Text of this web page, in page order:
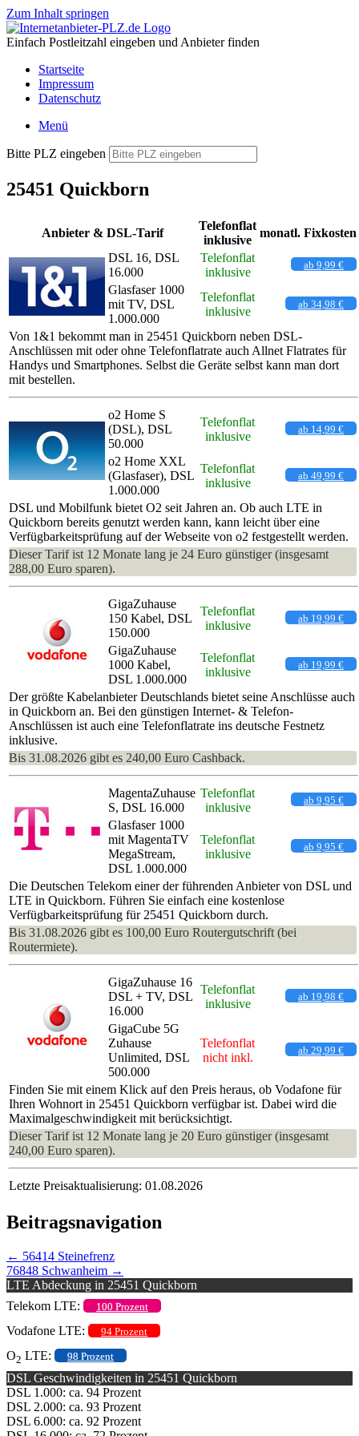
Zum Inhalt springen
Einfach Postleitzahl eingeben und Anbieter finden
Startseite
Impressum
Datenschutz
Menü
Bitte PLZ eingeben
25451 Quickborn
Anbieter & DSL-Tarif
Telefonflat
inklusive
monatl. Fixkosten
DSL 16, DSL
16.000
Telefonflat
inklusive
ab 9,99 €
Glasfaser 1000
mit TV, DSL
1.000.000
Telefonflat
inklusive
ab 34,98 €
Von 1&1 bekommt man in 25451 Quickborn neben DSL-
Anschlüssen mit oder ohne Telefonflatrate auch Allnet Flatrates für
Handys und Smartphones. Selbst die Geräte selbst kann man dort
mit bestellen.
o2 Home S
(DSL), DSL
50.000
Telefonflat
inklusive
ab 14,99 €
o2 Home XXL
(Glasfaser), DSL
1.000.000
Telefonflat
inklusive
ab 49,99 €
DSL und Mobilfunk bietet O2 seit Jahren an. Ob auch LTE in
Quickborn bereits genutzt werden kann, kann leicht über eine
Verfügbarkeitsprüfung auf der Webseite von o2 festgestellt werden.
Dieser Tarif ist 12 Monate lang je 24 Euro günstiger (insgesamt
288,00 Euro sparen).
GigaZuhause
150 Kabel, DSL
150.000
Telefonflat
inklusive
ab 19,99 €
GigaZuhause
1000 Kabel,
DSL 1.000.000
Telefonflat
inklusive
ab 19,99 €
Der größte Kabelanbieter Deutschlands bietet seine Anschlüsse auch
in Quickborn an. Bei den günstigen Internet- & Telefon-
Anschlüssen ist auch eine Telefonflatrate ins deutsche Festnetz
inklusive.
Bis 31.08.2026 gibt es 240,00 Euro Cashback.
MagentaZuhause
S, DSL 16.000
Telefonflat
inklusive
ab 9,95 €
Glasfaser 1000
mit MagentaTV
MegaStream,
DSL 1.000.000
Telefonflat
inklusive
ab 9,95 €
Die Deutschen Telekom einer der führenden Anbieter von DSL und
LTE in Quickborn. Führen Sie einfach eine kostenlose
Verfügbarkeitsprüfung für 25451 Quickborn durch.
Bis 31.08.2026 gibt es 100,00 Euro Routergutschrift (bei
Routermiete).
GigaZuhause 16
DSL + TV, DSL
16.000
Telefonflat
inklusive
ab 19,98 €
GigaCube 5G
Zuhause
Unlimited, DSL
500.000
Telefonflat
nicht inkl.
ab 29,99 €
Finden Sie mit einem Klick auf den Preis heraus, ob Vodafone für
Ihren Wohnort in 25451 Quickborn verfügbar ist. Dabei wird die
Maximalgeschwindigkeit mit berücksichtigt.
Dieser Tarif ist 12 Monate lang je 20 Euro günstiger (insgesamt
240,00 Euro sparen).
Letzte Preisaktualisierung: 01.08.2026
Beitragsnavigation
← 56414 Steinefrenz
76848 Schwanheim →
LTE Abdeckung in 25451 Quickborn
Telekom LTE:
100 Prozent
Vodafone LTE: 94 Prozent
O2 LTE: 98 Prozent
DSL Geschwindigkeiten in 25451 Quickborn
DSL 1.000: ca. 94 Prozent
DSL 2.000: ca. 93 Prozent
DSL 6.000: ca. 92 Prozent